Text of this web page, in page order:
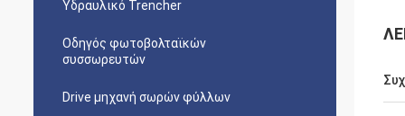
Υδραυλικό Trencher
Οδηγός φωτοβολταϊκών
συσσωρευτών
Drive μηχανή σωρών φύλλων